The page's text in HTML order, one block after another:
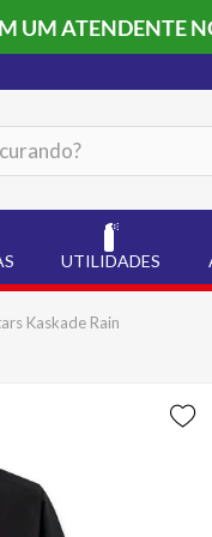
UM ATENDENTE
UTILIDADES
Kaskade Rain